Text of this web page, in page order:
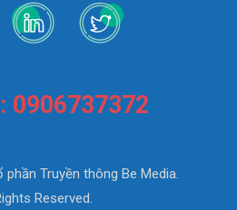
0906737372
Truyền thông Be Media.
Reserved.